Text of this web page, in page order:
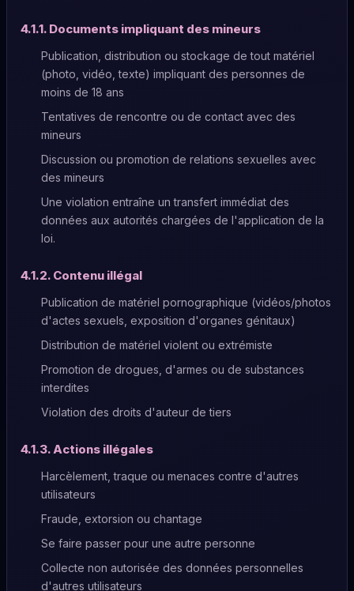
4.1.1. Documents impliquant des mineurs
Publication, distribution ou stockage de tout matériel
(photo, vidéo, texte) impliquant des personnes de
moins de 18 ans
Tentatives de rencontre ou de contact avec des
mineurs
Discussion ou promotion de relations sexuelles avec
des mineurs
Une violation entraîne un transfert immédiat des
données aux autorités chargées de l'application de la
loi.
4.1.2. Contenu illégal
Publication de matériel pornographique (vidéos/photos
d'actes sexuels, exposition d'organes génitaux)
Distribution de matériel violent ou extrémiste
Promotion de drogues, d'armes ou de substances
interdites
Violation des droits d'auteur de tiers
4.1.3. Actions illégales
Harcèlement, traque ou menaces contre d'autres
utilisateurs
Fraude, extorsion ou chantage
Se faire passer pour une autre personne
Collecte non autorisée des données personnelles
d'autres utilisateurs